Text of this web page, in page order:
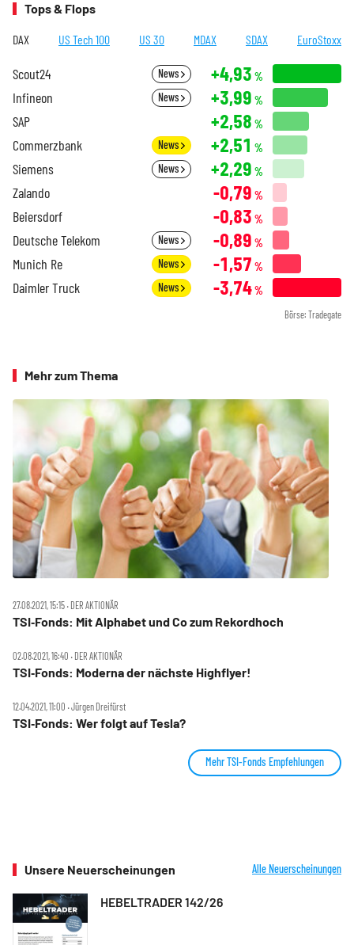
Tops & Flops
DAX US Tech 100 US 30 MDAX SDAX EuroStoxx
Scout24 News +4,93 %
Infineon News +3,99 %
SAP +2,58 %
Commerzbank News +2,51 %
Siemens News +2,29 %
Zalando -0,79 %
Beiersdorf -0,83 %
Deutsche Telekom News -0,89 %
Munich Re News -1,57 %
Daimler Truck News -3,74%
Börse: Tradegate
Mehr zum Thema
27.08.2021, 15:15 ‧ DER AKTIONÄR
TSI‑Fonds: Mit Alphabet und Co zum Rekordhoch
02.08.2021, 16:40 ‧ DER AKTIONÄR
TSI‑Fonds: Moderna der nächste Highflyer!
12.04.2021, 11:00 ‧ Jürgen Dreifürst
TSI‑Fonds: Wer folgt auf Tesla?
Mehr TSI-Fonds Empfehlungen
Unsere Neuerscheinungen Alle Neuerscheinungen
HEBELTRADER 142/26